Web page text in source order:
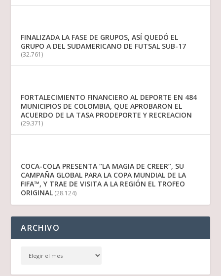
FINALIZADA LA FASE DE GRUPOS, ASÍ QUEDÓ EL
GRUPO A DEL SUDAMERICANO DE FUTSAL SUB-17
(32.761)
FORTALECIMIENTO FINANCIERO AL DEPORTE EN 484
MUNICIPIOS DE COLOMBIA, QUE APROBARON EL
ACUERDO DE LA TASA PRODEPORTE Y RECREACION
(29.371)
COCA-COLA PRESENTA “LA MAGIA DE CREER”, SU
CAMPAÑA GLOBAL PARA LA COPA MUNDIAL DE LA
FIFA™, Y TRAE DE VISITA A LA REGIÓN EL TROFEO
ORIGINAL (28.124)
ARCHIVO